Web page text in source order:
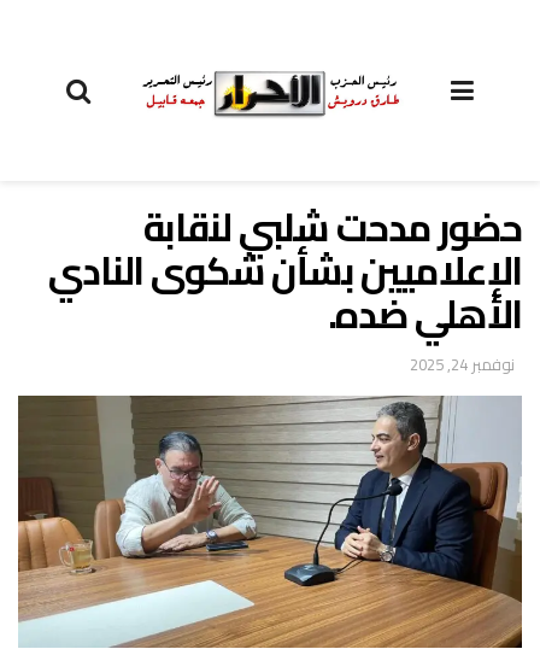
حضور مدحت شلبي لنقابة
الإعلاميين بشأن شكوى النادي
الأهلي ضده.
نوفمبر 24, 2025